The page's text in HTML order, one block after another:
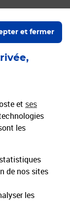
et ses
les
de nos sites
les
et fermer